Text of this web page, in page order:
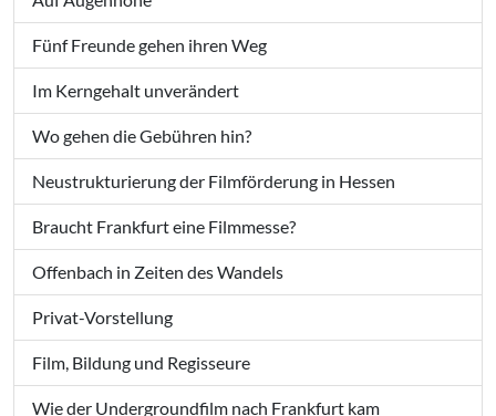
Fünf Freunde gehen ihren Weg
Im Kerngehalt unverändert
Wo gehen die Gebühren hin?
Neustrukturierung der Filmförderung in Hessen
Braucht Frankfurt eine Filmmesse?
Offenbach in Zeiten des Wandels
Privat-Vorstellung
Film, Bildung und Regisseure
Wie der Undergroundfilm nach Frankfurt kam